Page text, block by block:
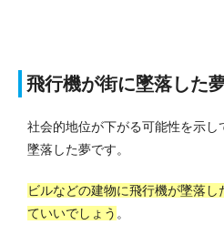
飛行機が街に墜落した
社会的地位が下がる可能性を示し
墜落した夢です。
ビルなどの建物に飛行機が墜落し
ていいでしょう 。